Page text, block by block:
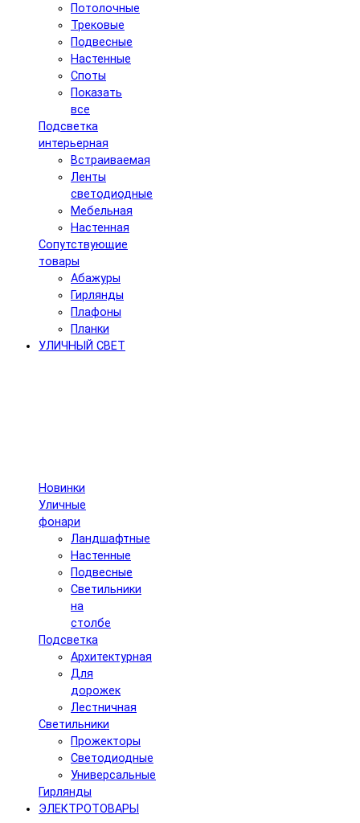
Потолочные
Трековые
Подвесные
Настенные
Споты
Показать
все
Подсветка
интерьерная
Встраиваемая
Ленты
светодиодные
Мебельная
Настенная
Сопутствующие
товары
Абажуры
Гирлянды
Плафоны
Планки
УЛИЧНЫЙ СВЕТ
Новинки
Уличные
фонари
Ландшафтные
Настенные
Подвесные
Светильники
на
столбе
Подсветка
Архитектурная
Для
дорожек
Лестничная
Светильники
Прожекторы
Светодиодные
Универсальные
Гирлянды
ЭЛЕКТРОТОВАРЫ